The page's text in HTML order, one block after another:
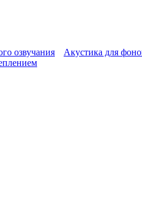
озвучания Акустика для